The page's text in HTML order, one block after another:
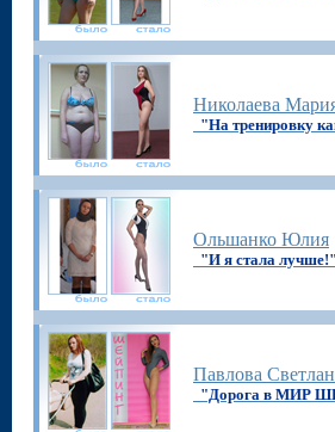
Николаева
"На тренировку
Ольшанко Юлия
"И я стала
Павлова
"Дорога в МИР